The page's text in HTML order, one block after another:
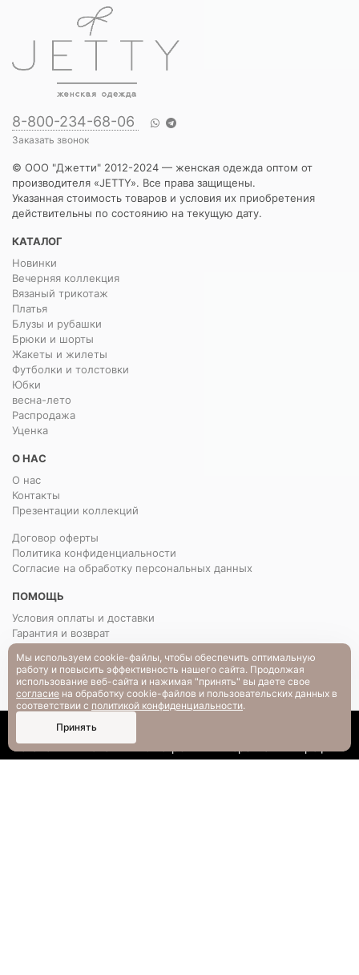
Каталог Поиск
8-800-234-68-06
Заказать звонок
© ООО "Джетти" 2012-2024 — женская одежда оптом от
производителя «JETTY». Все права защищены.
Указанная стоимость товаров и условия их приобретения
действительны по состоянию на текущую дату.
КАТАЛОГ
Новинки
Вечерняя коллекция
Вязаный трикотаж
Платья
Блузы и рубашки
Брюки и шорты
Жакеты и жилеты
Футболки и толстовки
Юбки
весна-лето
Распродажа
Уценка
О НАС
О нас
Контакты
Презентации коллекций
Договор оферты
Политика конфиденциальности
Согласие на обработку персональных данных
ПОМОЩЬ
Условия оплаты и доставки
Гарантия и возврат
РАЗМЕРНАЯ СЕТКА
Вопрос-ответ
Мы используем cookie-файлы, чтобы обеспечить оптимальную
работу и повысить эффективность нашего сайта. Продолжая
использование веб-сайта и нажимая "принять" вы даете свое
согласие на обработку cookie-файлов и пользовательских данных в
соответствии с политикой конфиденциальности.
Принять